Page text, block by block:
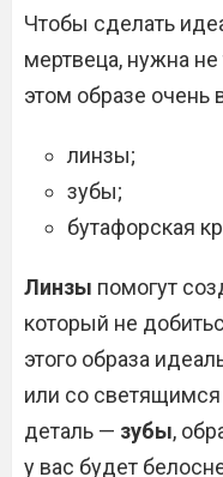
Чтобы сделать
мертвеца, нужна
этом образе
линзы;
зубы;
бутафорская
Линзы помогут
который не
этого образа
или со
деталь — зубы,
у вас будет